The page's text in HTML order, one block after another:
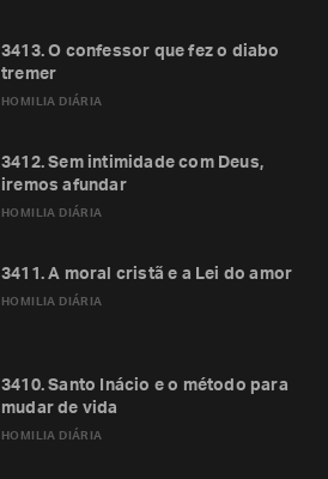
HOMILIA DIÁRIA
3413. O confessor que fez o diabo
tremer
HOMILIA DIÁRIA
3412. Sem intimidade com Deus,
iremos afundar
HOMILIA DIÁRIA
3411. A moral cristã e a Lei do amor
HOMILIA DIÁRIA
3410. Santo Inácio e o método para
mudar de vida